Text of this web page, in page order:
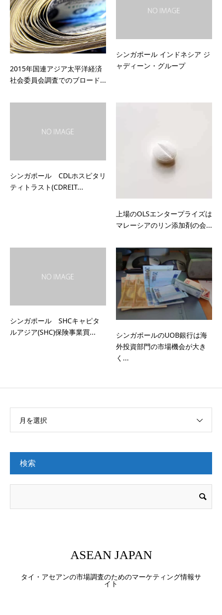
2015年国連アジア太平洋経済
社会委員会調査でのブロード...
シンガポール インドネシア ジ
ャディーン・グループ
シンガポール CDLホスピタリ
ティトラスト(CDREIT...
上場のOLSエンタープライズは
マレーシアのリン添加剤の会...
シンガポール SHCキャピタ
ルアジア(SHC)保険事業買...
シンガポールのUOB銀行は海
外投資部門の市場機会が大き
く...
月を選択
検索
ASEAN JAPAN
タイ・アセアンの市場調査のためのマーケティング情報サ
イト